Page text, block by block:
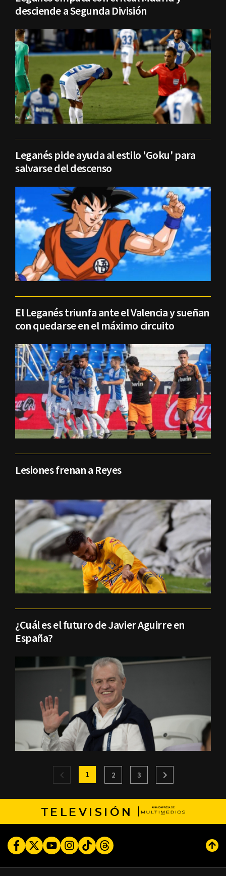
desciende a Segunda División
Leganés pide ayuda al estilo 'Goku' para
salvarse del descenso
El Leganés triunfa ante el Valencia y sueñan
con quedarse en el máximo circuito
Lesiones frenan a Reyes
¿Cuál es el futuro de Javier Aguirre en
España?
1 2 3
TELEVISIÓN
FacebookTwitterYoutubeInstagram
TikTokThreads